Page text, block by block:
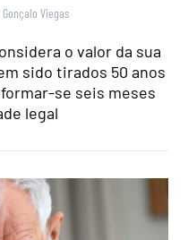
Gonçalo Viegas
o valor da sua
sido tirados 50 anos
se seis meses
legal